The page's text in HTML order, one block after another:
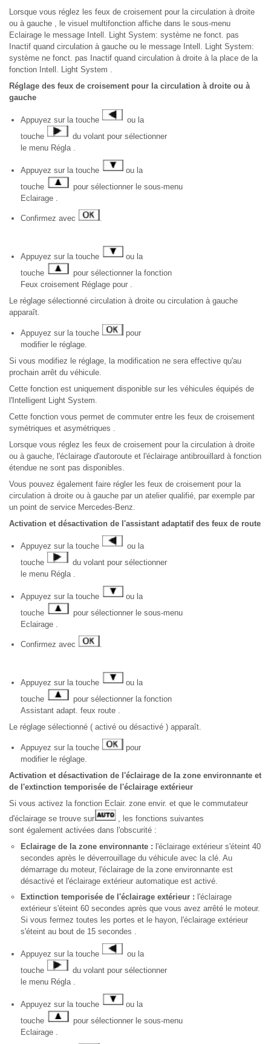
Lorsque vous réglez les feux de croisement pour la circulation à droite
ou à gauche , le visuel multifonction affiche dans le sous-menu
Eclairage le message Intell. Light System: système ne fonct. pas
Inactif quand circulation à gauche ou le message Intell. Light System:
système ne fonct. pas Inactif quand circulation à droite à la place de la
fonction Intell. Light System .
Réglage des feux de croisement pour la circulation à droite ou à
gauche
Appuyez sur la touche
ou la
touche
du volant pour sélectionner
le menu Régla .
Appuyez sur la touche
ou la
touche
pour sélectionner le sous-menu
Eclairage .
Confirmez avec .
Appuyez sur la touche
ou la
touche
pour sélectionner la fonction
Feux croisement Réglage pour .
Le réglage sélectionné circulation à droite ou circulation à gauche
apparaît.
Appuyez sur la touche
pour
modifier le réglage.
Si vous modifiez le réglage, la modification ne sera effective qu'au
prochain arrêt du véhicule.
Cette fonction est uniquement disponible sur les véhicules équipés de
l'Intelligent Light System.
Cette fonction vous permet de commuter entre les feux de croisement
symétriques et asymétriques .
Lorsque vous réglez les feux de croisement pour la circulation à droite
ou à gauche, l'éclairage d'autoroute et l'éclairage antibrouillard à fonction
étendue ne sont pas disponibles.
Vous pouvez également faire régler les feux de croisement pour la
circulation à droite ou à gauche par un atelier qualifié, par exemple par
un point de service Mercedes-Benz.
Activation et désactivation de l'assistant adaptatif des feux de route
Appuyez sur la touche
ou la
touche
du volant pour sélectionner
le menu Régla .
Appuyez sur la touche
ou la
touche
pour sélectionner le sous-menu
Eclairage .
Confirmez avec .
Appuyez sur la touche
ou la
touche
pour sélectionner la fonction
Assistant adapt. feux route .
Le réglage sélectionné ( activé ou désactivé ) apparaît.
Appuyez sur la touche
pour
modifier le réglage.
Activation et désactivation de l'éclairage de la zone environnante et
de l'extinction temporisée de l'éclairage extérieur
Si vous activez la fonction Eclair. zone envir. et que le commutateur
d'éclairage se trouve sur
, les fonctions suivantes
sont également activées dans l'obscurité :
Eclairage de la zone environnante : l'éclairage extérieur s'éteint 40
secondes après le déverrouillage du véhicule avec la clé. Au
démarrage du moteur, l'éclairage de la zone environnante est
désactivé et l'éclairage extérieur automatique est activé.
Extinction temporisée de l'éclairage extérieur : l'éclairage
extérieur s'éteint 60 secondes après que vous avez arrêté le moteur.
Si vous fermez toutes les portes et le hayon, l'éclairage extérieur
s'éteint au bout de 15 secondes .
Appuyez sur la touche
ou la
touche
du volant pour sélectionner
le menu Régla .
Appuyez sur la touche
ou la
touche
pour sélectionner le sous-menu
Eclairage .